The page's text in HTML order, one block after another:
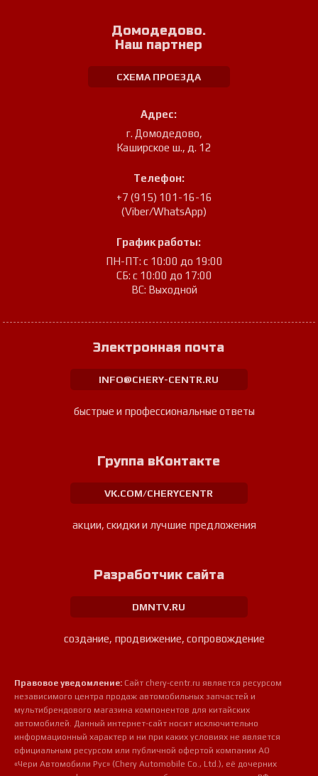
Домодедово.
Наш партнер
СХЕМА ПРОЕЗДА
Адрес:
г. Домодедово,
Каширское ш., д. 12
Телефон:
+7 (915) 101-16-16
(Viber/WhatsApp)
График работы:
ПН-ПТ: с 10:00 до 19:00
СБ: с 10:00 до 17:00
ВС: Выходной
Электронная почта
INFO@CHERY-CENTR.RU
быстрые и профессиональные ответы
Группа вКонтакте
VK.COM/CHERYCENTR
акции, скидки и лучшие предложения
Разработчик сайта
DMNTV.RU
создание, продвижение, сопровождение
Правовое уведомление: Сайт chery-centr.ru является ресурсом
независимого центра продаж автомобильных запчастей и
мультибрендового магазина компонентов для китайских
автомобилей. Данный интернет-сайт носит исключительно
информационный характер и ни при каких условиях не является
официальным ресурсом или публичной офертой компании АО
«Чери Автомобили Рус» (Chery Automobile Co., Ltd.), её дочерних